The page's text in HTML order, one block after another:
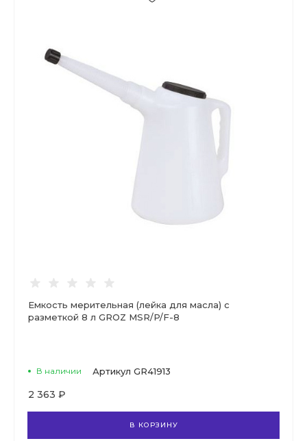
Емкость мерительная (лейка для масла) с
разметкой 8 л GROZ MSR/P/F-8
В наличии Артикул GR41913
2 363 ₽
В КОРЗИНУ